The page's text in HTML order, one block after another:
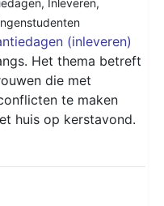
, Inleveren,
(inleveren)
Het thema betreft
die met
te maken
huis op kerstavond.